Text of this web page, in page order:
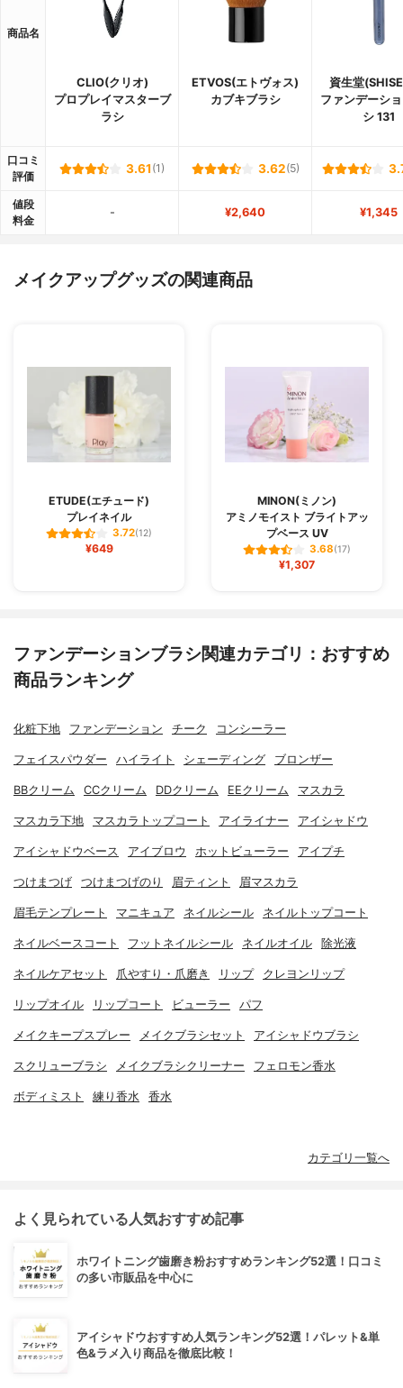
商品名
CLIO(クリオ)
プロプレイマスターブ
ラシ
ETVOS(エトヴォス)
カブキブラシ
資生堂
ファンデーシ
シ 131
口コミ
評価
3.61 (1) 3.62(5)
値段
料金
- ¥2,640 ¥1,345
メイクアップグッズの関連商品
ETUDE(エチュード)
プレイネイル
3.72(12)
¥649
MINON(ミノン)
アミノモイスト ブライトアッ
プベース UV
3.68(17)
¥1,307
ファンデーションブラシ関連カテゴリ：おすすめ
商品ランキング
化粧下地 ファンデーション チーク コンシーラー
フェイスパウダー ハイライト シェーディング ブロンザー
BBクリーム CCクリーム DDクリーム EEクリーム マスカラ
マスカラ下地 マスカラトップコート アイライナー アイシャドウ
アイシャドウベース アイブロウ ホットビューラー アイプチ
つけまつげ つけまつげのり 眉ティント 眉マスカラ
眉毛テンプレート マニキュア ネイルシール ネイルトップコート
ネイルベースコート フットネイルシール ネイルオイル 除光液
ネイルケアセット 爪やすり・爪磨き リップ クレヨンリップ
リップオイル リップコート ビューラー パフ
メイクキープスプレー メイクブラシセット アイシャドウブラシ
スクリューブラシ メイクブラシクリーナー フェロモン香水
ボディミスト 練り香水 香水
カテゴリ一覧へ
よく見られている人気おすすめ記事
ホワイトニング歯磨き粉おすすめランキング52選！口コミ
の多い市販品を中心に
アイシャドウおすすめ人気ランキング52選！パレット&単
色&ラメ入り商品を徹底比較！